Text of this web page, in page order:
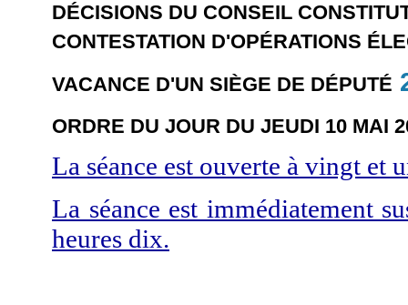
DÉCISIONS DU CONSEIL
CONTESTATION D'OPÉRATIONS
VACANCE D'UN SIÈGE DE DÉPUTÉ
ORDRE DU JOUR DU JEUDI 10 MAI
La séance est ouverte à vingt et
La séance est immédiatement
heures dix.